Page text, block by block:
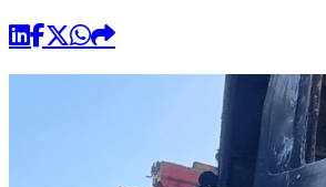
Universidad de Chile
Sustentabilidad